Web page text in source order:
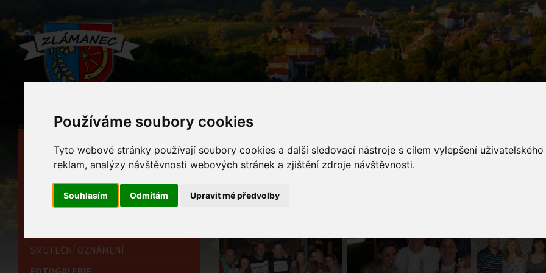
Používáme soubory cookies
Tyto webové stránky používají soubory cookies a další sledovací nástroje s cílem vylepšení
reklam, analýzy návštěvnosti webových stránek a zjištění zdroje návštěvnosti.
Souhlasím Odmítám Upravit mé předvolby
Fotogalerie
HLAVNÍ STRÁNKA
OBECNÍ ÚŘAD
HISTORIE
INFORMAČNÍ CENTRUM
SMUTEČNÍ OZNÁMENÍ
FOTOGALERIE